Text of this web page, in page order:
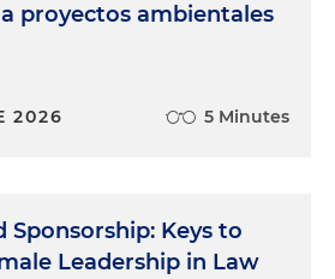
proyectos ambientales
2026 5 Minutes
Sponsorship: Keys to
Leadership in Law